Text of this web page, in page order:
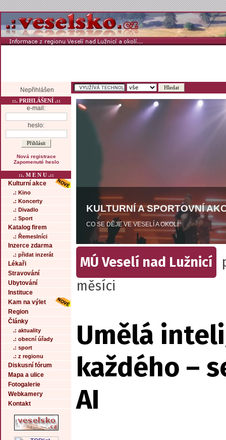
Nepřihlášen
::. PRIHLÁŠENÍ .::
e-mail:
heslo:
Nová registrace
Zapomenuté heslo
::. M E N U .::
Kulturní akce
.: Kino
.: Koncerty
.: Divadlo
.: Sport
Katalog firem
.: Řemeslníci
Inzerce zdarma
.: přidat inzerát
Lékaři
Stravování
Ubytování
Instituce
Kam na výlet
Region
Články
.: aktuality
.: obecní úřady
.: sport
.: z regionu
Diskusní fórum
Mapa a ulice
Fotogalerie
Webkamery
Kontakt
KULTURNÍ A SPORTOVNÍ
CO SE DĚJE VE VESELÍ A OKOLÍ
MÚ Veselí nad Lužnicí
měsíci
Umělá
každého –
AI